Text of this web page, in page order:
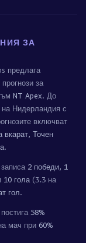
ЗА
предлага
за
NT Apex. До
на Нидерландия с
включват
Точен
.
2 победи, 1
10 гола (3.3 на
гол.
58%
мач при 60%